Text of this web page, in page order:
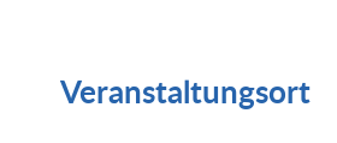
Veranstaltungsort